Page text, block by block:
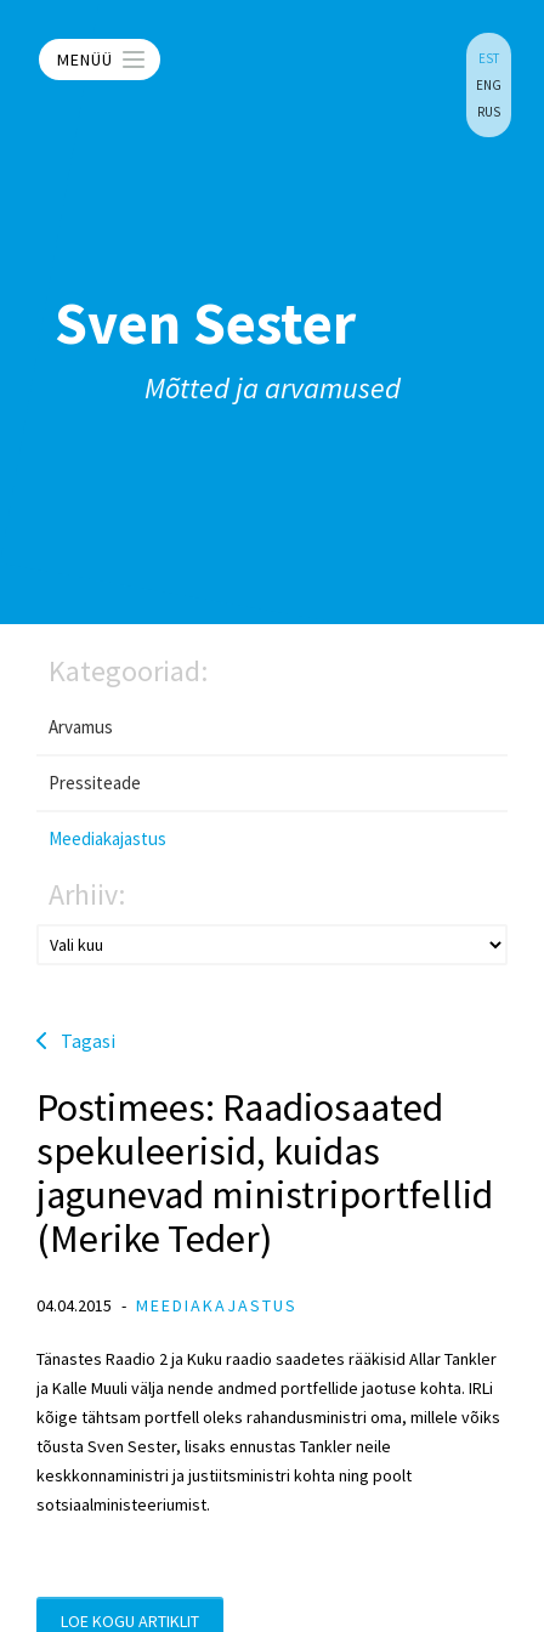
MENÜÜ
EST
ENG
RUS
Sven Sester
Mõtted ja arvamused
Kategooriad:
Arvamus
Pressiteade
Meediakajastus
Arhiiv:
Tagasi
Postimees: Raadiosaated
spekuleerisid, kuidas
jagunevad ministriportfellid
(Merike Teder)
04.04.2015 MEEDIAKAJASTUS
Tänastes Raadio 2 ja Kuku raadio saadetes rääkisid Allar Tankler
ja Kalle Muuli välja nende andmed portfellide jaotuse kohta. IRLi
kõige tähtsam portfell oleks rahandusministri oma, millele võiks
tõusta Sven Sester, lisaks ennustas Tankler neile
keskkonnaministri ja justiitsministri kohta ning poolt
sotsiaalministeeriumist.
LOE KOGU ARTIKLIT